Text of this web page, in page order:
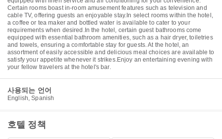
Certain rooms boast in-room amusement features such as television and
cable TV, offering guests an enjoyable stay.In select rooms within the hotel,
a coffee or tea maker and bottled water is available to cater to your
requirements when desired.In the hotel, certain guest bathrooms come
equipped with essential bathroom amenities, such as a hair dryer, toiletries
and towels, ensuring a comfortable stay for guests. At the hotel, an
assortment of easily accessible and delicious meal choices are available to
satisfy your appetite whenever it strikes.Enjoy an entertaining evening with
your fellow travelers at the hotel's bar.
사용되는 언어
English, Spanish
호텔 정책